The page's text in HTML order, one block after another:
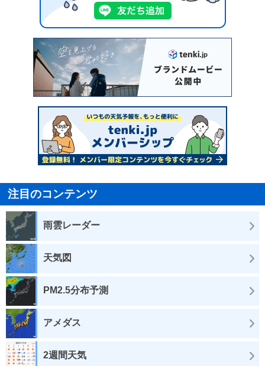
注目のコンテンツ
雨雲レーダー
天気図
PM2.5分布予測
アメダス
2週間天気